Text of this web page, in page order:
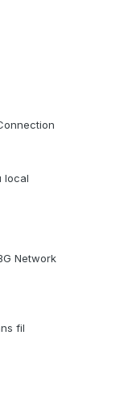
local
Network
fil